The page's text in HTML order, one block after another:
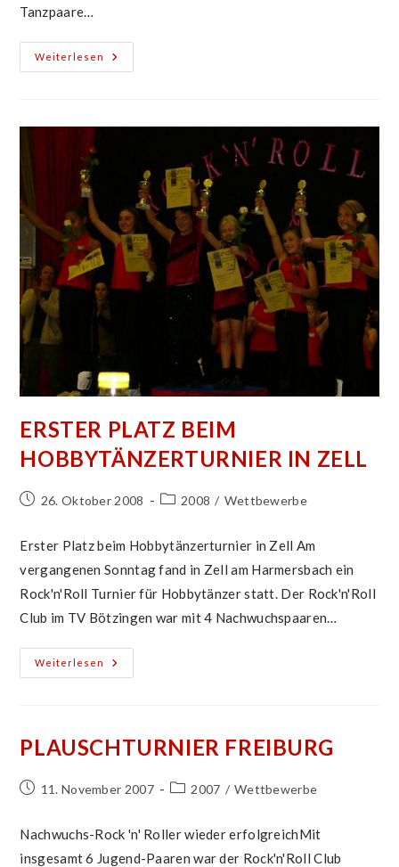
Tanzpaare…
Weiterlesen
Breitensportwettbewerb
Zell
ERSTER PLATZ BEIM
HOBBYTÄNZERTURNIER IN ZELL
Beitrag26. Oktober 2008
Beitrags-
2008 / Wettbewerbe
Erster Platz beim Hobbytänzerturnier in Zell Am
vergangenen Sonntag fand in Zell am Harmersbach ein
Rock'n'Roll Turnier für Hobbytänzer statt. Der Rock'n'Roll
Club im TV Bötzingen war mit 4 Nachwuchspaaren…
Weiterlesen
Erster
Platz
PLAUSCHTURNIER FREIBURG
Beitrag11. November 2007
Beitrags-
2007 / Wettbewerbe
Nachwuchs-Rock 'n' Roller wieder erfolgreichMit
insgesamt 6 Jugend-Paaren war der Rock'n'Roll Club